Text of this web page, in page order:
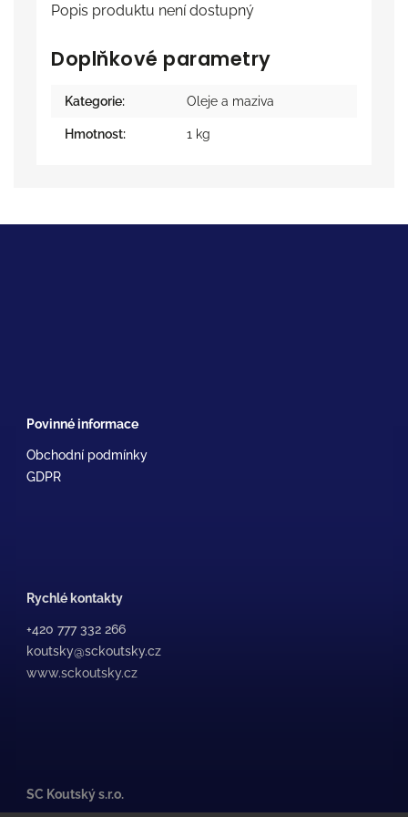
Popis produktu není dostupný
Doplňkové parametry
Kategorie: Oleje a maziva
Hmotnost: 1 kg
Povinné informace
Obchodní podmínky
GDPR
Rychlé kontakty
+420 777 332 266
koutsky@sckoutsky.cz
www.sckoutsky.cz
SC Koutský s.r.o.